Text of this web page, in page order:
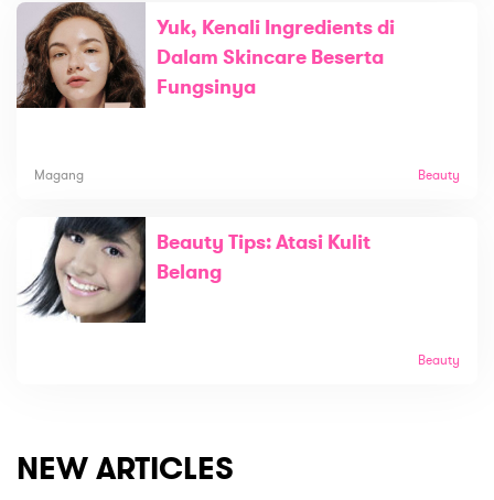
Yuk, Kenali Ingredients di
Dalam Skincare Beserta
Fungsinya
Magang Beauty
Beauty Tips: Atasi Kulit
Belang
Beauty
NEW ARTICLES